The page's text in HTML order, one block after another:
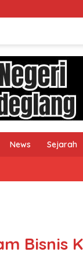
1xbet
News Sejarah
Bisnis